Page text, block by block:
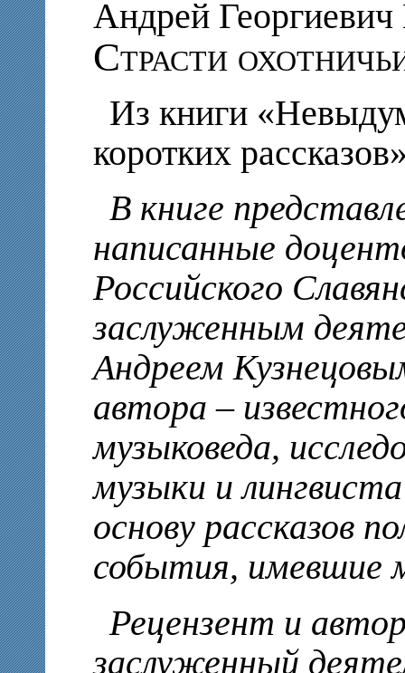
Андрей
Страсти
Из книги
коротких
В книге
написанные
Российского
заслуженным
Андреем
автора –
музыковеда,
музыки и
основу рассказов
события, имевшие
Рецензент и
заслуженный